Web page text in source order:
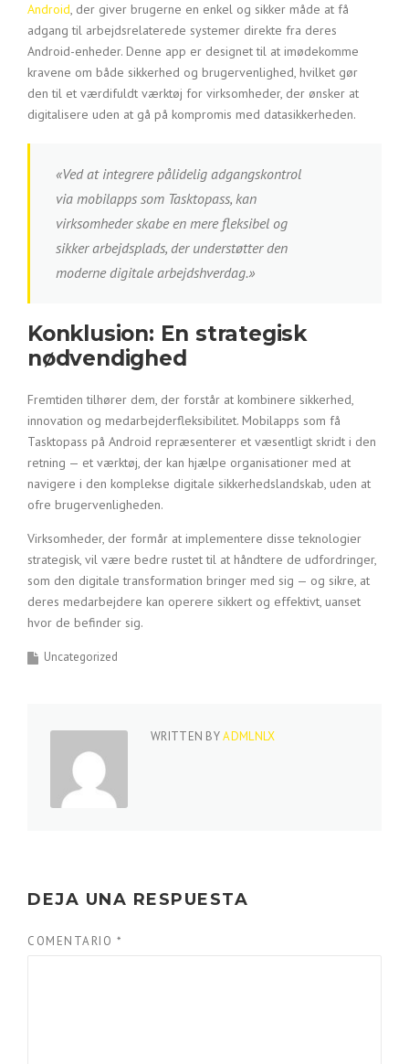
Android, der giver brugerne en enkel og sikker måde at få
adgang til arbejdsrelaterede systemer direkte fra deres
Android-enheder. Denne app er designet til at imødekomme
kravene om både sikkerhed og brugervenlighed, hvilket gør
den til et værdifuldt værktøj for virksomheder, der ønsker at
digitalisere uden at gå på kompromis med datasikkerheden.
«Ved at integrere pålidelig adgangskontrol
via mobilapps som Tasktopass, kan
virksomheder skabe en mere fleksibel og
sikker arbejdsplads, der understøtter den
moderne digitale arbejdshverdag.»
Konklusion: En strategisk
nødvendighed
Fremtiden tilhører dem, der forstår at kombinere sikkerhed,
innovation og medarbejderfleksibilitet. Mobilapps som få
Tasktopass på Android repræsenterer et væsentligt skridt i den
retning — et værktøj, der kan hjælpe organisationer med at
navigere i den komplekse digitale sikkerhedslandskab, uden at
ofre brugervenligheden.
Virksomheder, der formår at implementere disse teknologier
strategisk, vil være bedre rustet til at håndtere de udfordringer,
som den digitale transformation bringer med sig — og sikre, at
deres medarbejdere kan operere sikkert og effektivt, uanset
hvor de befinder sig.
Uncategorized
WRITTEN BYADMLNLX
DEJA UNA RESPUESTA
COMENTARIO *